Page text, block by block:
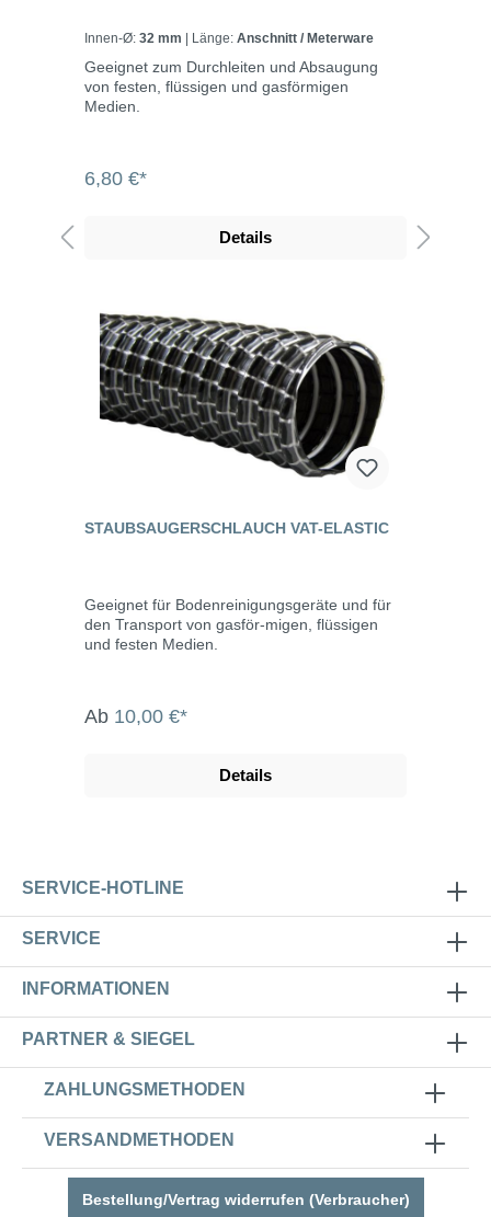
Innen-Ø: 32 mm | Länge: Anschnitt / Meterware
Geeignet zum Durchleiten und Absaugung
von festen, flüssigen und gasförmigen
Medien.
6,80 €*
Details
STAUBSAUGERSCHLAUCH VAT-ELASTIC
Geeignet für Bodenreinigungsgeräte und für
den Transport von gasför-migen, flüssigen
und festen Medien.
Ab 10,00 €*
Details
SERVICE-HOTLINE
SERVICE
INFORMATIONEN
PARTNER & SIEGEL
ZAHLUNGSMETHODEN
VERSANDMETHODEN
Bestellung/Vertrag widerrufen (Verbraucher)